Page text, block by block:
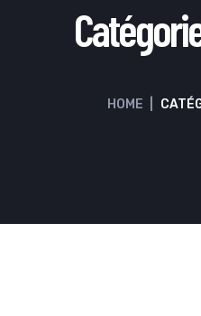
HOME